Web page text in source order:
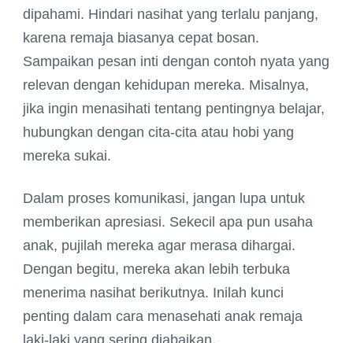
dipahami. Hindari nasihat yang terlalu panjang,
karena remaja biasanya cepat bosan.
Sampaikan pesan inti dengan contoh nyata yang
relevan dengan kehidupan mereka. Misalnya,
jika ingin menasihati tentang pentingnya belajar,
hubungkan dengan cita-cita atau hobi yang
mereka sukai.
Dalam proses komunikasi, jangan lupa untuk
memberikan apresiasi. Sekecil apa pun usaha
anak, pujilah mereka agar merasa dihargai.
Dengan begitu, mereka akan lebih terbuka
menerima nasihat berikutnya. Inilah kunci
penting dalam cara menasehati anak remaja